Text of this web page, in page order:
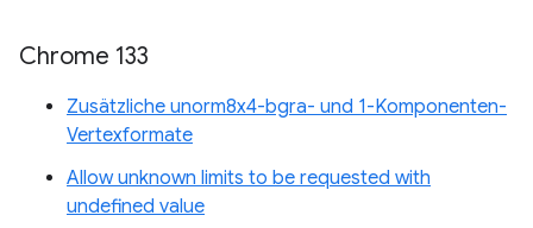
Chrome 133
Zusätzliche unorm8x4-bgra- und 1-Komponenten-
Vertexformate
Allow unknown limits to be requested with
undefined value